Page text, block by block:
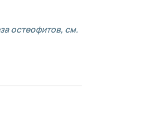
остеофитов, см.